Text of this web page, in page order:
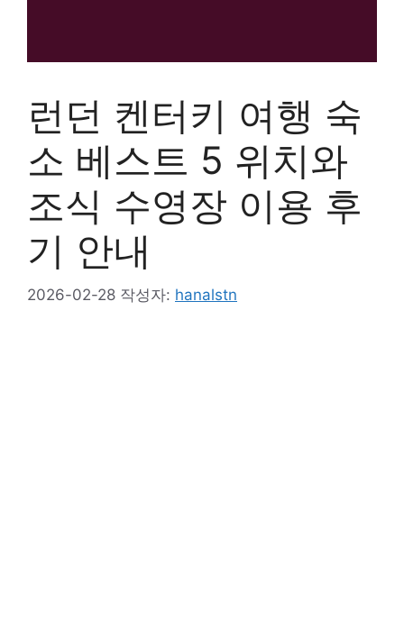
런던 켄터키 여행 숙
소 베스트 5 위치와
조식 수영장 이용 후
기 안내
2026-02-28 작성자: hanalstn